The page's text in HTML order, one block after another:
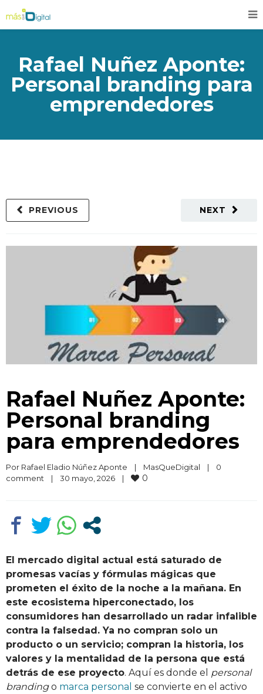
Rafael Nuñez Aponte:
Personal branding para
emprendedores
NEXT
PREVIOUS
Rafael Nuñez Aponte:
Personal branding
para emprendedores
Por Rafael Eladio Núñez Aponte | MasQueDigital |
0
comment
| 30 mayo, 2026 | 0
El mercado digital actual está saturado de
promesas vacías y fórmulas mágicas que
prometen el éxito de la noche a la mañana. En
este ecosistema hiperconectado, los
consumidores han desarrollado un radar infalible
contra la falsedad. Ya no compran solo un
producto o un servicio; compran la historia, los
valores y la mentalidad de la persona que está
detrás de ese proyecto. Aquí es donde el
personal
brandingo marca personal se convierte en el activo